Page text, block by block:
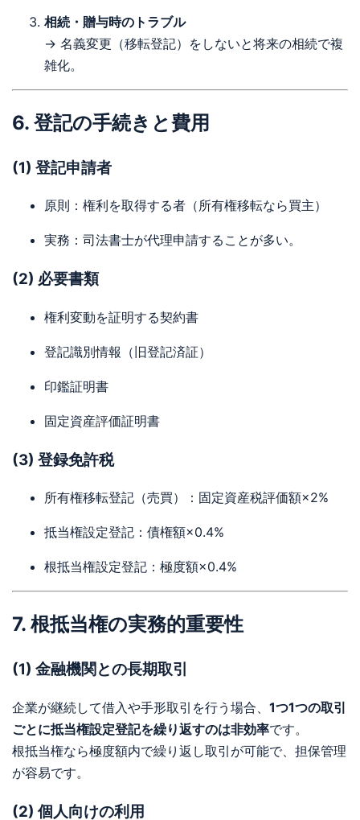
相続・贈与時のトラブル
→ 名義変更（移転登記）をしないと将来の相続で複
雑化。
6. 登記の手続きと費用
(1) 登記申請者
原則：権利を取得する者（所有権移転なら買主）
実務：司法書士が代理申請することが多い。
(2) 必要書類
権利変動を証明する契約書
登記識別情報（旧登記済証）
印鑑証明書
固定資産評価証明書
(3) 登録免許税
所有権移転登記（売買）：固定資産税評価額×2%
抵当権設定登記：債権額×0.4%
根抵当権設定登記：極度額×0.4%
7. 根抵当権の実務的重要性
(1) 金融機関との長期取引
企業が継続して借入や手形取引を行う場合、 1つ1つの取引
ごとに抵当権設定登記を繰り返すのは非効率です。
根抵当権なら極度額内で繰り返し取引が可能で、担保管理
が容易です。
(2) 個人向けの利用